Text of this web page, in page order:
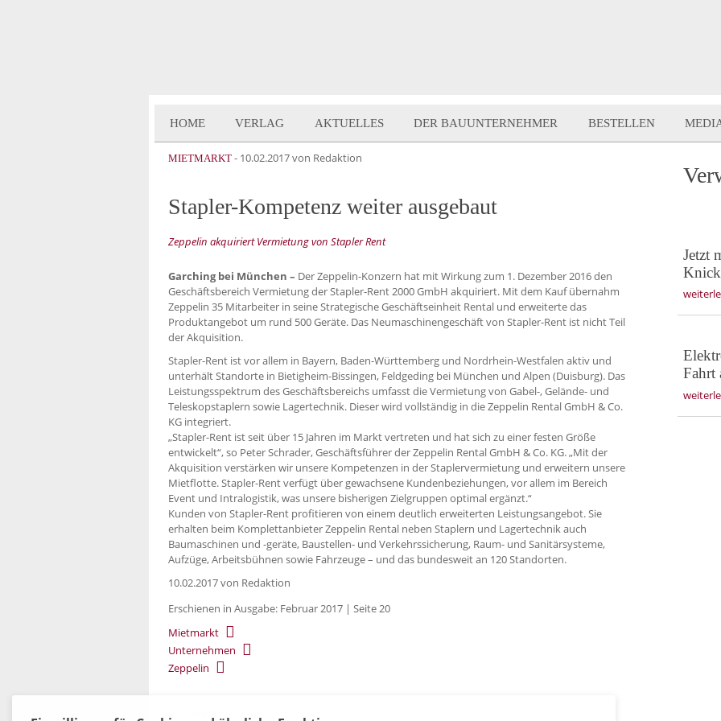
HOME VERLAG AKTUELLES DER BAUUNTERNEHMER BESTELLEN
MIETMARKT - 10.02.2017von Redaktion
Stapler-Kompetenz weiter ausgebaut
Zeppelin akquiriert Vermietung von Stapler Rent
Garching bei München – Der Zeppelin-Konzern hat mit Wirkung zum 1. Dezember 2016 den
Geschäftsbereich Vermietung der Stapler-Rent 2000 GmbH akquiriert. Mit dem Kauf übernahm
Zeppelin 35 Mitarbeiter in seine Strategische Geschäftseinheit Rental und erweiterte das
Produktangebot um rund 500 Geräte. Das Neumaschinengeschäft von Stapler-Rent ist nicht Teil
der Akquisition.
Stapler-Rent ist vor allem in Bayern, Baden-Württemberg und Nordrhein-Westfalen aktiv und
unterhält Standorte in Bietigheim-Bissingen, Feldgeding bei München und Alpen (Duisburg). Das
Leistungsspektrum des Geschäftsbereichs umfasst die Vermietung von Gabel-, Gelände- und
Teleskopstaplern sowie Lagertechnik. Dieser wird vollständig in die Zeppelin Rental GmbH & Co.
KG integriert.
„Stapler-Rent ist seit über 15 Jahren im Markt vertreten und hat sich zu einer festen Größe
entwickelt“, so Peter Schrader, Geschäftsführer der Zeppelin Rental GmbH & Co. KG. „Mit der
Akquisition verstärken wir unsere Kompetenzen in der Staplervermietung und erweitern unsere
Mietflotte. Stapler-Rent verfügt über gewachsene Kundenbeziehungen, vor allem im Bereich
Event und Intralogistik, was unsere bisherigen Zielgruppen optimal ergänzt.“
Kunden von Stapler-Rent profitieren von einem deutlich erweiterten Leistungsangebot. Sie
erhalten beim Komplettanbieter Zeppelin Rental neben Staplern und Lagertechnik auch
Baumaschinen und -geräte, Baustellen- und Verkehrssicherung, Raum- und Sanitärsysteme,
Aufzüge, Arbeitsbühnen sowie Fahrzeuge – und das bundesweit an 120 Standorten.
10.02.2017von Redaktion
Erschienen in Ausgabe: Februar 2017 | Seite 20
Mietmarkt
Unternehmen
Zeppelin
Jetzt
Fahrt